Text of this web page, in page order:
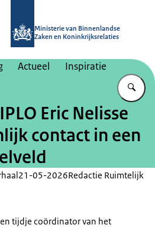
Ministerie van Binnenlandse
Zaken en Koninkrijksrelaties
Actueel Inspiratie
Eric Nelisse
contact in een
21-05-2026Redactie Ruimtelijk
tijdje coördinator van het